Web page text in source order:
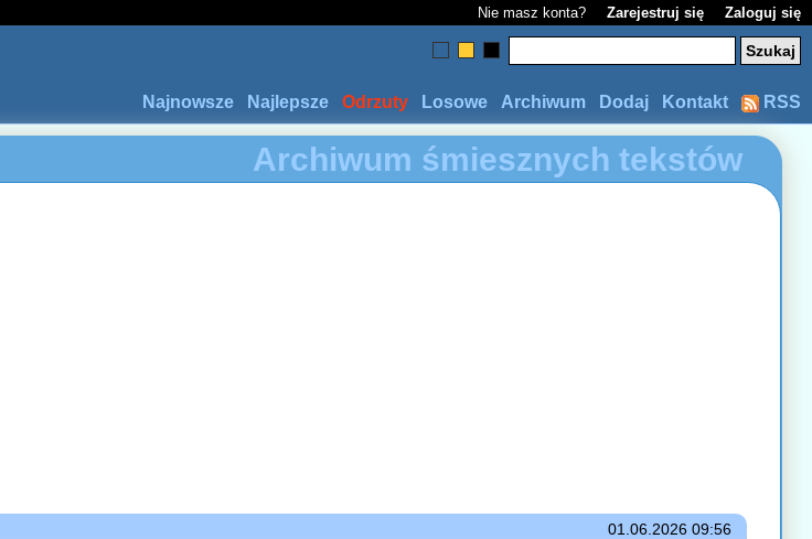
Nie masz konta? Zarejestruj się Zaloguj się
RSS
Kontakt
Dodaj
Archiwum
Losowe
Odrzuty
Najlepsze
Najnowsze
Archiwum śmiesznych tekstów
01.06.202609:56